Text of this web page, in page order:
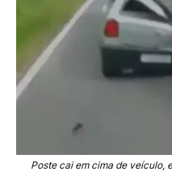
Poste cai em cima de veículo,